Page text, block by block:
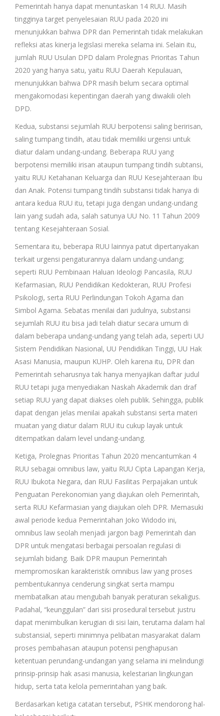
Pemerintah hanya dapat menuntaskan 14 RUU. Masih
tingginya target penyelesaian RUU pada 2020 ini
menunjukkan bahwa DPR dan Pemerintah tidak melakukan
refleksi atas kinerja legislasi mereka selama ini. Selain itu,
jumlah RUU Usulan DPD dalam Prolegnas Prioritas Tahun
2020 yang hanya satu, yaitu RUU Daerah Kepulauan,
menunjukkan bahwa DPR masih belum secara optimal
mengakomodasi kepentingan daerah yang diwakili oleh
DPD.
Kedua, substansi sejumlah RUU berpotensi saling beririsan,
saling tumpang tindih, atau tidak memiliki urgensi untuk
diatur dalam undang-undang. Beberapa RUU yang
berpotensi memiliki irisan ataupun tumpang tindih subtansi,
yaitu RUU Ketahanan Keluarga dan RUU Kesejahteraan Ibu
dan Anak. Potensi tumpang tindih substansi tidak hanya di
antara kedua RUU itu, tetapi juga dengan undang-undang
lain yang sudah ada, salah satunya UU No. 11 Tahun 2009
tentang Kesejahteraan Sosial.
Sementara itu, beberapa RUU lainnya patut dipertanyakan
terkait urgensi pengaturannya dalam undang-undang;
seperti RUU Pembinaan Haluan Ideologi Pancasila, RUU
Kefarmasian, RUU Pendidikan Kedokteran, RUU Profesi
Psikologi, serta RUU Perlindungan Tokoh Agama dan
Simbol Agama. Sebatas menilai dari judulnya, substansi
sejumlah RUU itu bisa jadi telah diatur secara umum di
dalam beberapa undang-undang yang telah ada, seperti UU
Sistem Pendidikan Nasional, UU Pendidikan Tinggi, UU Hak
Asasi Manusia, maupun KUHP. Oleh karena itu, DPR dan
Pemerintah seharusnya tak hanya menyajikan daftar judul
RUU tetapi juga menyediakan Naskah Akademik dan draf
setiap RUU yang dapat diakses oleh publik. Sehingga, publik
dapat dengan jelas menilai apakah substansi serta materi
muatan yang diatur dalam RUU itu cukup layak untuk
ditempatkan dalam level undang-undang.
Ketiga, Prolegnas Prioritas Tahun 2020 mencantumkan 4
RUU sebagai omnibus law, yaitu RUU Cipta Lapangan Kerja,
RUU Ibukota Negara, dan RUU Fasilitas Perpajakan untuk
Penguatan Perekonomian yang diajukan oleh Pemerintah,
serta RUU Kefarmasian yang diajukan oleh DPR. Memasuki
awal periode kedua Pemerintahan Joko Widodo ini,
omnibus law seolah menjadi jargon bagi Pemerintah dan
DPR untuk mengatasi berbagai persoalan regulasi di
sejumlah bidang. Baik DPR maupun Pemerintah
mempromosikan karakteristik omnibus law yang proses
pembentukannya cenderung singkat serta mampu
membatalkan atau mengubah banyak peraturan sekaligus.
Padahal, “keunggulan” dari sisi prosedural tersebut justru
dapat menimbulkan kerugian di sisi lain, terutama dalam hal
substansial, seperti minimnya pelibatan masyarakat dalam
proses pembahasan ataupun potensi penghapusan
ketentuan perundang-undangan yang selama ini melindungi
prinsip-prinsip hak asasi manusia, kelestarian lingkungan
hidup, serta tata kelola pemerintahan yang baik.
Berdasarkan ketiga catatan tersebut, PSHK mendorong hal-